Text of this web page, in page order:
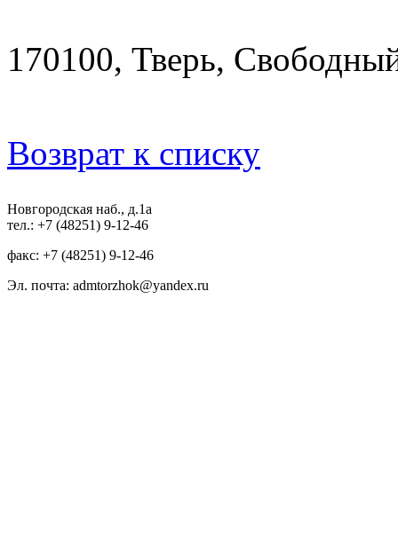
170100, Тверь,
Возврат к списку
Новгородская наб., д.1а
тел.: +7 (48251) 9-12-46
факс: +7 (48251) 9-12-46
Эл. почта: admtorzhok@yandex.ru